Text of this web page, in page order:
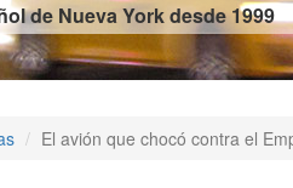
de Nueva York desde 1999
El avión que chocó contra el